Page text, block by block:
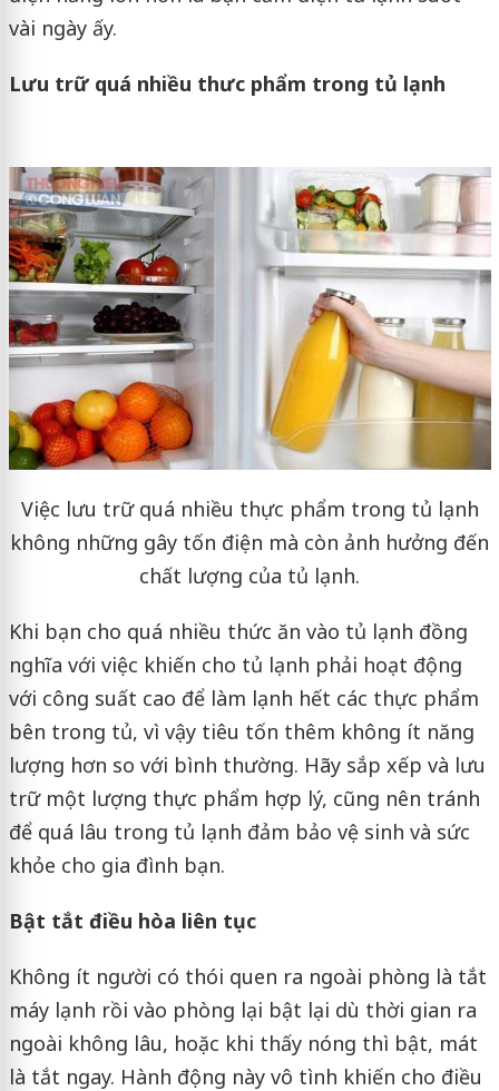
vài ngày ấy.
Lưu trữ quá nhiều thưc phẩm trong tủ lạnh
Việc lưu trữ quá nhiều thực phẩm trong tủ lạnh
không những gây tốn điện mà còn ảnh hưởng đến
chất lượng của tủ lạnh.
Khi bạn cho quá nhiều thức ăn vào tủ lạnh đồng
nghĩa với việc khiến cho tủ lạnh phải hoạt động
với công suất cao để làm lạnh hết các thực phẩm
bên trong tủ, vì vậy tiêu tốn thêm không ít năng
lượng hơn so với bình thường. Hãy sắp xếp và lưu
trữ một lượng thực phẩm hợp lý, cũng nên tránh
để quá lâu trong tủ lạnh đảm bảo vệ sinh và sức
khỏe cho gia đình bạn.
Bật tắt điều hòa liên tục
Không ít người có thói quen ra ngoài phòng là tắt
máy lạnh rồi vào phòng lại bật lại dù thời gian ra
ngoài không lâu, hoặc khi thấy nóng thì bật, mát
là tắt ngay. Hành động này vô tình khiến cho điều